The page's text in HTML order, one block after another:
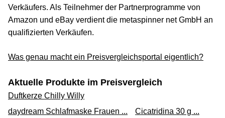
Verkäufers. Als Teilnehmer der Partnerprogramme von
Amazon und eBay verdient die metaspinner net GmbH an
qualifizierten Verkäufen.
Was genau macht ein Preisvergleichsportal eigentlich?
Aktuelle Produkte im Preisvergleich
Duftkerze Chilly Willy
daydream Schlafmaske Frauen ...
Cicatridina 30 g ...